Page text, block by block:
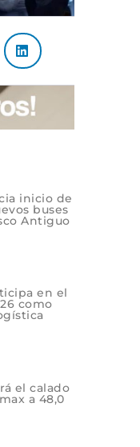
inicio de
buses
Antiguo
en el
como
el calado
a 48,0